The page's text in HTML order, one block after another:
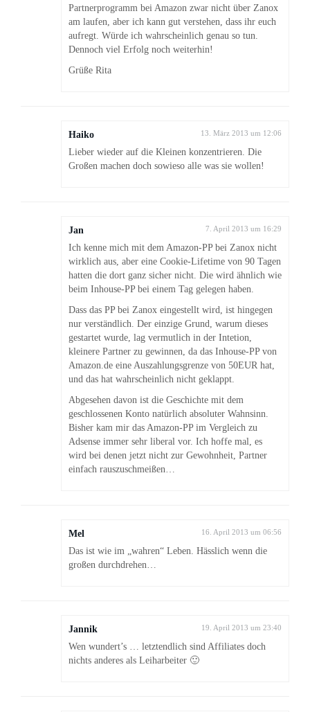
Partnerprogramm bei Amazon zwar nicht über Zanox
am laufen, aber ich kann gut verstehen, dass ihr euch
aufregt. Würde ich wahrscheinlich genau so tun.
Dennoch viel Erfolg noch weiterhin!
Grüße Rita
Haiko 13. März 2013 um 12:06
Lieber wieder auf die Kleinen konzentrieren. Die
Großen machen doch sowieso alle was sie wollen!
Jan 7. April 2013 um 16:29
Ich kenne mich mit dem Amazon-PP bei Zanox nicht
wirklich aus, aber eine Cookie-Lifetime von 90 Tagen
hatten die dort ganz sicher nicht. Die wird ähnlich wie
beim Inhouse-PP bei einem Tag gelegen haben.
Dass das PP bei Zanox eingestellt wird, ist hingegen
nur verständlich. Der einzige Grund, warum dieses
gestartet wurde, lag vermutlich in der Intetion,
kleinere Partner zu gewinnen, da das Inhouse-PP von
Amazon.de eine Auszahlungsgrenze von 50EUR hat,
und das hat wahrscheinlich nicht geklappt.
Abgesehen davon ist die Geschichte mit dem
geschlossenen Konto natürlich absoluter Wahnsinn.
Bisher kam mir das Amazon-PP im Vergleich zu
Adsense immer sehr liberal vor. Ich hoffe mal, es
wird bei denen jetzt nicht zur Gewohnheit, Partner
einfach rauszuschmeißen…
Mel 16. April 2013 um 06:56
Das ist wie im „wahren“ Leben. Hässlich wenn die
großen durchdrehen…
Jannik 19. April 2013 um 23:40
Wen wundert’s … letztendlich sind Affiliates doch
nichts anderes als Leiharbeiter 🙂